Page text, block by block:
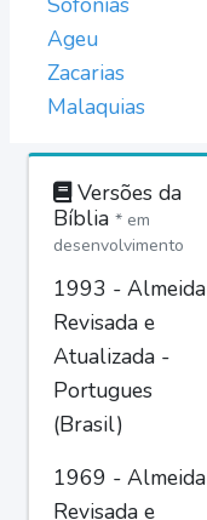
Ageu
Zacarias
Malaquias
Versões da
Bíblia * em
desenvolvimento
1993 - Almeida
Revisada e
Atualizada -
Portugues
(Brasil)
1969 - Almeida
Revisada e